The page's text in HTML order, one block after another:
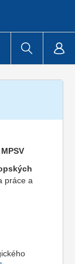
práce a